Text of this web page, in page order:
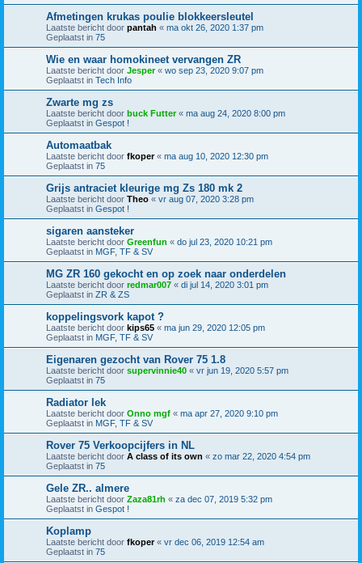
Afmetingen krukas poulie blokkeersleutel
Laatste bericht door pantah « ma okt 26, 2020 1:37 pm
Geplaatst in 75
Wie en waar homokineet vervangen ZR
Laatste bericht door Jesper« wo sep 23, 2020 9:07 pm
Geplaatst in Tech Info
Zwarte mg zs
Laatste bericht door buck Futter« ma aug 24, 2020 8:00 pm
Geplaatst in Gespot !
Automaatbak
Laatste bericht door fkoper« ma aug 10, 2020 12:30 pm
Geplaatst in 75
Grijs antraciet kleurige mg Zs 180 mk 2
Laatste bericht door Theo « vr aug 07, 2020 3:28 pm
Geplaatst in Gespot !
sigaren aansteker
Laatste bericht door Greenfun « do jul 23, 2020 10:21 pm
Geplaatst in MGF, TF & SV
MG ZR 160 gekocht en op zoek naar onderdelen
Laatste bericht door redmar007 « di jul 14, 2020 3:01 pm
Geplaatst in ZR & ZS
koppelingsvork kapot ?
Laatste bericht door kips65 « ma jun 29, 2020 12:05 pm
Geplaatst in MGF, TF & SV
Eigenaren gezocht van Rover 75 1.8
Laatste bericht door supervinnie40 « vr jun 19, 2020 5:57 pm
Geplaatst in 75
Radiator lek
Laatste bericht door Onno mgf « ma apr 27, 2020 9:10 pm
Geplaatst in MGF, TF & SV
Rover 75 Verkoopcijfers in NL
Laatste bericht door A class of its own « zo mar 22, 2020 4:54 pm
Geplaatst in 75
Gele ZR.. almere
Laatste bericht door Zaza81rh « za dec 07, 2019 5:32 pm
Geplaatst in Gespot !
Koplamp
Laatste bericht door fkoper« vr dec 06, 2019 12:54 am
Geplaatst in 75